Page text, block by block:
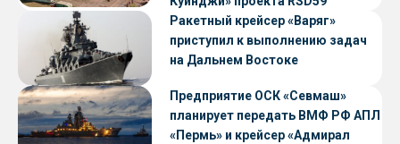
Ракетный крейсер «Варяг»
приступил к выполнению задач
на Дальнем Востоке
Предприятие ОСК «Севмаш»
планирует передать ВМФ РФ АПЛ
«Пермь» и крейсер «Адмирал